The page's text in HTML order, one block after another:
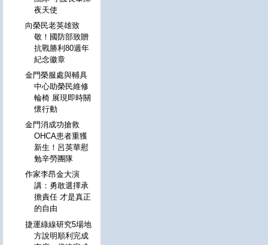
夜天使
向榮民老英雄致
敬！國防部致贈
抗戰勝利80週年
紀念徽章
金門榮服處與輔具
中心助榮民維修
輪椅 展現即時關
懷行動
金門消成功搶救
OHCA患者重獲
新生！呂英華慰
勉辛勞團隊
作家李昂金大演
講：勇敢選擇承
擔責任 才是真正
的自由
捷運綠線研究5場地
方說明順利完成